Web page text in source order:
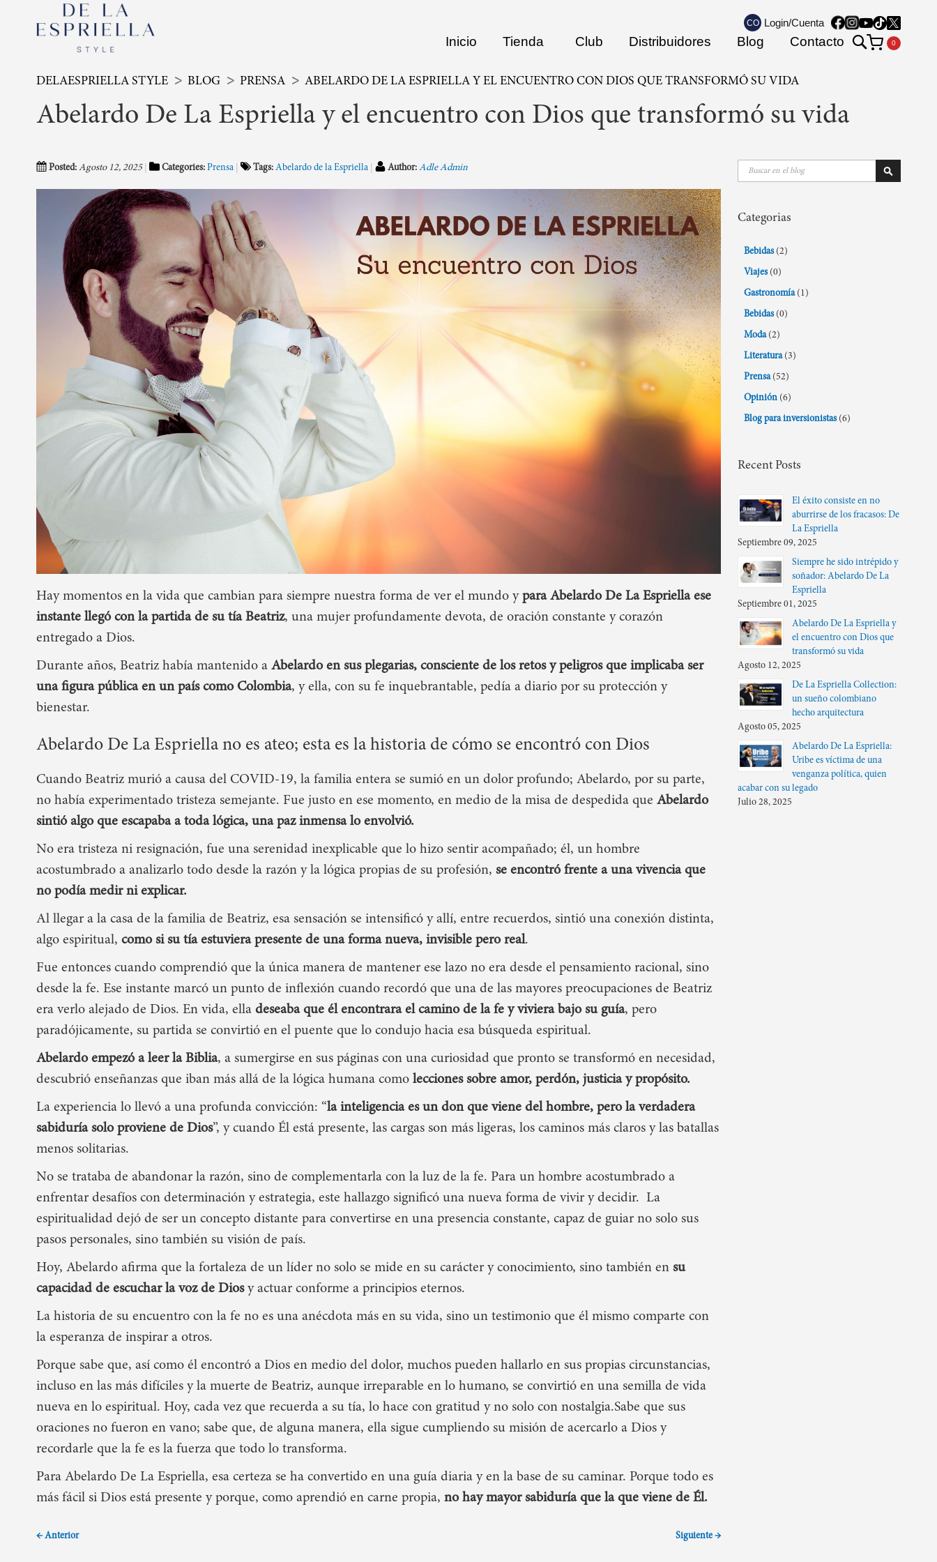
CO Login/Cuenta
Inicio Tienda Club Distribuidores Blog Contacto
Search
DELAESPRIELLA STYLE BLOG PRENSA ABELARDO DE LA ESPRIELLA Y EL ENCUENTRO CON DIOS QUE TRANSFORMÓ SU VIDA
Abelardo De La Espriella y el encuentro con Dios que transformó su vida
Posted: Agosto 12, 2025 Categories: Prensa Tags: Abelardo de la Espriella Author: Adle Admin
Hay momentos en la vida que cambian para siempre nuestra forma de ver el mundo y para Abelardo De La Espriellaese
instante llegó con la partida de su tía Beatriz, una mujer profundamente devota, de oración constante y corazón
entregado a Dios.
Durante años, Beatriz había mantenido a Abelardo en sus plegarias, consciente de los retos y peligros que implicaba ser
una figura pública en un país como Colombia, y ella, con su fe inquebrantable, pedía a diario por su protección y
bienestar.
Abelardo De La Espriella no es ateo; esta es la historia de cómo se encontró con Dios
Cuando Beatriz murió a causa del COVID-19, la familia entera se sumió en un dolor profundo; Abelardo, por su parte,
no había experimentado tristeza semejante. Fue justo en ese momento, en medio de la misa de despedida que Abelardo
sintió algo que escapaba a toda lógica, una paz inmensa lo envolvió.
No era tristeza ni resignación, fue una serenidad inexplicable que lo hizo sentir acompañado; él, un hombre
acostumbrado a analizarlo todo desde la razón y la lógica propias de su profesión, se encontró frente a una vivencia que
no podía medir ni explicar.
Al llegar a la casa de la familia de Beatriz, esa sensación se intensificó y allí, entre recuerdos, sintió una conexión distinta,
algo espiritual, como si su tía estuviera presente de una forma nueva, invisible pero real.
Fue entonces cuando comprendió que la única manera de mantener ese lazo no era desde el pensamiento racional, sino
desde la fe. Ese instante marcó un punto de inflexión cuando recordó que una de las mayores preocupaciones de Beatriz
era verlo alejado de Dios. En vida, ella deseaba que él encontrara el camino de la fe y viviera bajo su guía, pero
paradójicamente, su partida se convirtió en el puente que lo condujo hacia esa búsqueda espiritual.
Abelardo empezó a leer la Biblia, a sumergirse en sus páginas con una curiosidad que pronto se transformó en necesidad,
descubrió enseñanzas que iban más allá de la lógica humana como lecciones sobre amor, perdón, justicia y propósito.
La experiencia lo llevó a una profunda convicción: “la inteligencia es un don que viene del hombre, pero la verdadera
sabiduría solo proviene de Dios”, y cuando Él está presente, las cargas son más ligeras, los caminos más claros y las batallas
menos solitarias.
No se trataba de abandonar la razón, sino de complementarla con la luz de la fe. Para un hombre acostumbrado a
enfrentar desafíos con determinación y estrategia, este hallazgo significó una nueva forma de vivir y decidir. La
espiritualidad dejó de ser un concepto distante para convertirse en una presencia constante, capaz de guiar no solo sus
pasos personales, sino también su visión de país.
Hoy, Abelardo afirma que la fortaleza de un líder no solo se mide en su carácter y conocimiento, sino también en su
capacidad de escuchar la voz de Diosy actuar conforme a principios eternos.
La historia de su encuentro con la fe no es una anécdota más en su vida, sino un testimonio que él mismo comparte con
la esperanza de inspirar a otros.
Porque sabe que, así como él encontró a Dios en medio del dolor, muchos pueden hallarlo en sus propias circunstancias,
incluso en las más difíciles y la muerte de Beatriz, aunque irreparable en lo humano, se convirtió en una semilla de vida
nueva en lo espiritual. Hoy, cada vez que recuerda a su tía, lo hace con gratitud y no solo con nostalgia.Sabe que sus
oraciones no fueron en vano; sabe que, de alguna manera, ella sigue cumpliendo su misión de acercarlo a Dios y
recordarle que la fe es la fuerza que todo lo transforma.
Para Abelardo De La Espriella, esa certeza se ha convertido en una guía diaria y en la base de su caminar. Porque todo es
más fácil si Dios está presente y porque, como aprendió en carne propia, no hay mayor sabiduría que la que viene de Él.
← Anterior Siguiente →
Buscar
Categorias
Bebidas (2)
Viajes (0)
Gastronomía (1)
Bebidas (0)
Moda (2)
Literatura (3)
Prensa (52)
Opinión (6)
Blog para inversionistas (6)
Recent Posts
El éxito consiste en no
aburrirse de los fracasos: De
La Espriella
Septiembre 09, 2025
Siempre he sido intrépido y
soñador: Abelardo De La
Espriella
Septiembre 01, 2025
Abelardo De La Espriella y
el encuentro con Dios que
transformó su vida
Agosto 12, 2025
De La Espriella Collection:
un sueño colombiano
hecho arquitectura
Agosto 05, 2025
Abelardo De La Espriella:
Uribe es víctima de una
venganza política, quien
acabar con su legado
Julio 28, 2025